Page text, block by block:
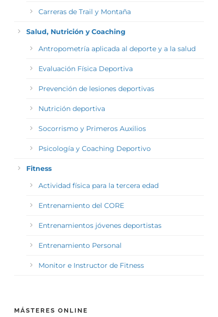
Carreras de Trail y Montaña
Salud, Nutrición y Coaching
Antropometría aplicada al deporte y a la salud
Evaluación Física Deportiva
Prevención de lesiones deportivas
Nutrición deportiva
Socorrismo y Primeros Auxilios
Psicología y Coaching Deportivo
Fitness
Actividad física para la tercera edad
Entrenamiento del CORE
Entrenamientos jóvenes deportistas
Entrenamiento Personal
Monitor e Instructor de Fitness
MÁSTERES ONLINE